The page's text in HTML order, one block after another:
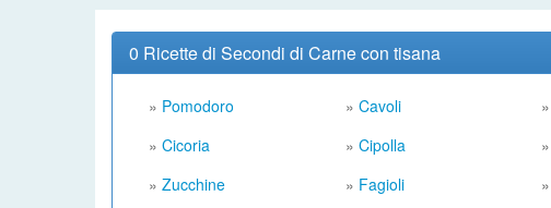
0 Ricette di Secondi di Carne con tisana
» Pomodoro » Cavoli »
» Cicoria » Cipolla »
» Zucchine » Fagioli »